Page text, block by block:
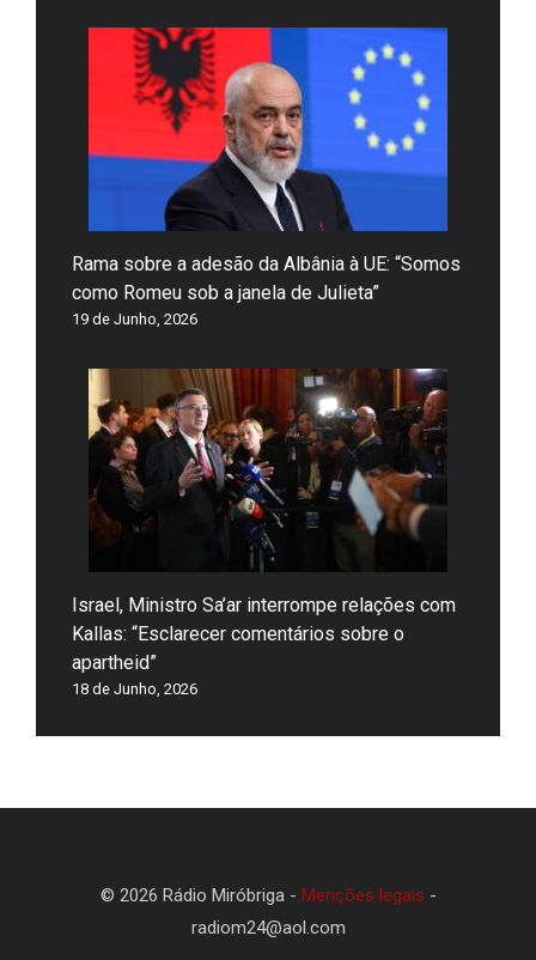
Rama sobre a adesão da Albânia à UE: “Somos
como Romeu sob a janela de Julieta”
19 de Junho, 2026
Israel, Ministro Sa’ar interrompe relações com
Kallas: “Esclarecer comentários sobre o
apartheid”
18 de Junho, 2026
© 2026 Rádio Miróbriga - Menções legais -
radiom24@aol.com